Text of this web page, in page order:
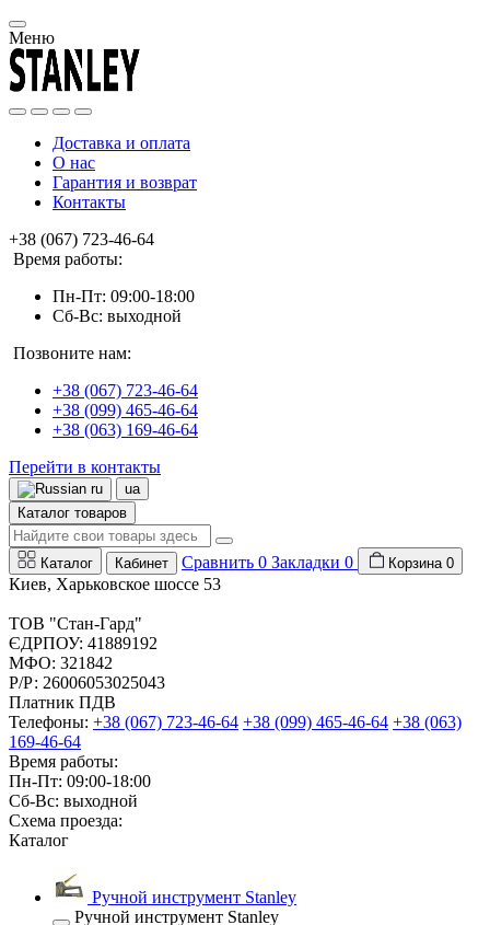
Меню
Доставка и оплата
О нас
Гарантия и возврат
Контакты
+38 (067) 723-46-64
Время работы:
Пн-Пт: 09:00-18:00
Сб-Вс: выходной
Позвоните нам:
+38 (067) 723-46-64
+38 (099) 465-46-64
+38 (063) 169-46-64
Перейти в контакты
ru
ua
Каталог товаров
Каталог Кабинет Сравнить 0 Закладки 0 Корзина 0
Киев, Харьковское шоссе 53
ТОВ "Стан-Гард"
ЄДРПОУ: 41889192
МФО: 321842
Р/Р: 26006053025043
Платник ПДВ
Телефоны: +38 (067) 723-46-64 +38 (099) 465-46-64 +38 (063)
169-46-64
Время работы:
Пн-Пт: 09:00-18:00
Сб-Вс: выходной
Схема проезда:
Каталог
Ручной инструмент Stanley
Ручной инструмент Stanley